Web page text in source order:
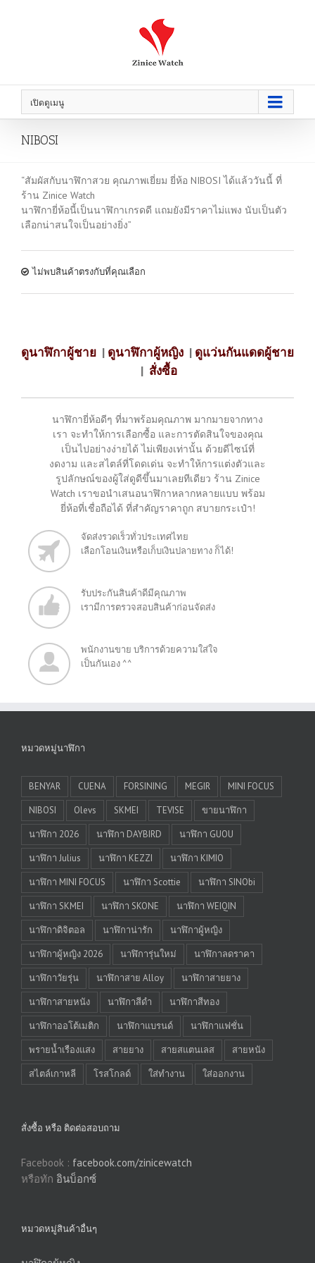
เปิดดูเมนู
NIBOSI
“สัมผัสกับนาฬิกาสวย คุณภาพเยี่ยม ยี่ห้อ NIBOSI ได้แล้ววันนี้ ที่
ร้าน Zinice Watch
นาฬิกายี่ห้อนี้เป็นนาฬิกาเกรดดี แถมยังมีราคาไม่แพง นับเป็นตัว
เลือกน่าสนใจเป็นอย่างยิ่ง”
ไม่พบสินค้าตรงกับที่คุณเลือก
ดูนาฬิกาผู้ชาย | ดูนาฬิกาผู้หญิง | ดูแว่นกันแดดผู้ชาย
| สั่งซื้อ
นาฬิกายี่ห้อดีๆ ที่มาพร้อมคุณภาพ มากมายจากทาง
เรา จะทำให้การเลือกซื้อ และการตัดสินใจของคุณ
เป็นไปอย่างง่ายได้ ไม่เพียงเท่านั้น ด้วยดีไซน์ที่
งดงาม และสไตล์ที่โดดเด่น จะทำให้การแต่งตัวและ
รูปลักษณ์ของผู้ใส่ดูดีขึ้นมาเลยทีเดียว ร้าน Zinice
Watch เราขอนำเสนอนาฬิกาหลากหลายแบบ พร้อม
ยี่ห้อที่เชื่อถือได้ ที่สำคัญราคาถูก สบายกระเป๋า!
จัดส่งรวดเร็วทั่วประเทศไทย
เลือกโอนเงินหรือเก็บเงินปลายทาง ก็ได้!
รับประกันสินค้าดีมีคุณภาพ
เรามีการตรวจสอบสินค้าก่อนจัดส่ง
พนักงานขาย บริการด้วยความใส่ใจ
เป็นกันเอง ^^
หมวดหมู่นาฬิกา
BENYAR CUENA FORSINING MEGIR
MINI FOCUS
NIBOSI
Olevs SKMEI TEVISE
ขายนาฬิกา
นาฬิกา 2026
นาฬิกา DAYBIRD
นาฬิกา GUOU
นาฬิกา Julius
นาฬิกา KEZZI
นาฬิกา KIMIO
นาฬิกา MINI FOCUS
นาฬิกา Scottie
นาฬิกา SINObi
นาฬิกา SKMEI
นาฬิกา SKONE
นาฬิกา WEIQIN
นาฬิกาดิจิตอล
นาฬิกาน่ารัก
นาฬิกาผู้หญิง
นาฬิกาผู้หญิง 2026
นาฬิการุ่นใหม่
นาฬิกาลดราคา
นาฬิกาวัยรุ่น
นาฬิกาสาย Alloy
นาฬิกาสายยาง
นาฬิกาสายหนัง
นาฬิกาสีดำ
นาฬิกาสีทอง
นาฬิกาออโต้เมติก
นาฬิกาแบรนด์
นาฬิกาแฟชั่น
พรายน้ำเรืองแสง
สายยาง สายสแตนเลส
สายหนัง
สไตล์เกาหลี
โรสโกลด์ ใส่ทำงาน ใส่ออกงาน
สั่งซื้อ หรือ ติดต่อสอบถาม
Facebook : facebook.com/zinicewatch
หรือทัก อินบ็อกซ์
หมวดหมู่สินค้าอื่นๆ